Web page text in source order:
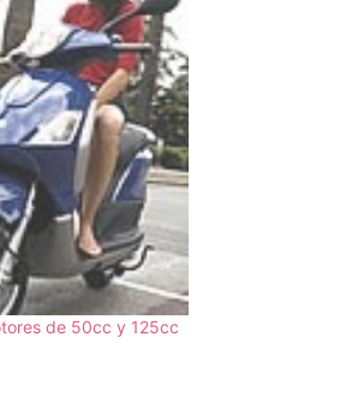
de 50cc y 125cc